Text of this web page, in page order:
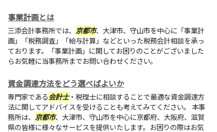
事業計画とは
三添会計事務所では、 京都市、大津市、守山市を中心に「事業計
画」「税務調査」「給与計算」などといった税務会計相談を承っ
ております。「事業計画」に関してお困りのことがございました
らお気軽に当事務所までお問い合わせください。
資金調達方法をどう選べばよいか
専門家である会計士・税理士に相談することで最適な資金調達方
法に関してアドバイスを受けることも考えてみてください。 本事
務所は、 京都市、大津市、守山市を中心に京都府、大阪府、滋賀
県の皆様に様々なサービスを提供いたします。お困りの際はお気